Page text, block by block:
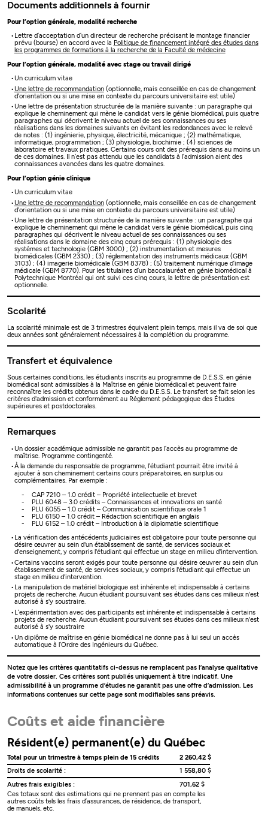
Documents additionnels à fournir
Pour l’option générale, modalité recherche
Lettre d’acceptation d’un directeur de recherche précisant le montage financier
prévu (bourse) en accord avec la Politique de financement intégré des études dans
les programmes de formations à la recherche de la Faculté de médecine
Pour l’option générale, modalité avec stage ou travail dirigé
Un curriculum vitae
Une lettre de recommandation(optionnelle, mais conseillée en cas de changement
d’orientation ou si une mise en contexte du parcours universitaire est utile)
Une lettre de présentation structurée de la manière suivante : un paragraphe qui
explique le cheminement qui mène le candidat vers le génie biomédical, puis quatre
paragraphes qui décrivent le niveau actuel de ses connaissances ou ses
réalisations dans les domaines suivants en évitant les redondances avec le relevé
de notes : (1) ingénierie, physique, électricité, mécanique ; (2) mathématique,
informatique, programmation ; (3) physiologie, biochimie ; (4) sciences de
laboratoire et travaux pratiques. Certains cours ont des prérequis dans au moins un
de ces domaines. Il n’est pas attendu que les candidats à l’admission aient des
connaissances avancées dans les quatre domaines.
Pour l’option génie clinique
Un curriculum vitae
Une lettre de recommandation(optionnelle, mais conseillée en cas de changement
d’orientation ou si une mise en contexte du parcours universitaire est utile)
Une lettre de présentation structurée de la manière suivante : un paragraphe qui
explique le cheminement qui mène le candidat vers le génie biomédical, puis cinq
paragraphes qui décrivent le niveau actuel de ses connaissances ou ses
réalisations dans le domaine des cinq cours prérequis : (1) physiologie des
systèmes et technologie (GBM 3000) ; (2) instrumentation et mesures
biomédicales (GBM 2330) ; (3) réglementation des instruments médicaux (GBM
3103) ; (4) imagerie biomédicale (GBM 8378) ; (5) traitement numérique d’image
médicale (GBM 8770). Pour les titulaires d’un baccalauréat en génie biomédical à
Polytechnique Montréal qui ont suivi ces cinq cours, la lettre de présentation est
optionnelle.
Scolarité
La scolarité minimale est de 3 trimestres équivalent plein temps, mais il va de soi que
deux années sont généralement nécessaires à la complétion du programme.
Transfert et équivalence
Sous certaines conditions, les étudiants inscrits au programme de D.E.S.S. en génie
biomédical sont admissibles à la Maîtrise en génie biomédical et peuvent faire
reconnaître les crédits obtenus dans le cadre du D.E.S.S. Le transfert se fait selon les
critères d'admission et conformément au Règlement pédagogique des Études
supérieures et postdoctorales.
Remarques
Un dossier académique admissible ne garantit pas l’accès au programme de
maîtrise. Programme contingenté.
À la demande du responsable de programme, l’étudiant pourrait être invité à
ajouter à son cheminement certains cours préparatoires, en surplus ou
complémentaires. Par exemple :
- CAP 7210 – 1.0 crédit – Propriété intellectuelle et brevet
- PLU 6048 – 3.0 crédits – Connaissances et innovations en santé
- PLU 6055 – 1.0 crédit – Communication scientifique orale 1
- PLU 6150 – 1.0 crédit – Rédaction scientifique en anglais
- PLU 6152 – 1.0 crédit – Introduction à la diplomatie scientifique
La vérification des antécédents judiciaires est obligatoire pour toute personne qui
désire œuvrer au sein d'un établissement de santé, de services sociaux et
d'enseignement, y compris l'étudiant qui effectue un stage en milieu d'intervention.
Certains vaccins seront exigés pour toute personne qui désire œuvrer au sein d'un
établissement de santé, de services sociaux, y compris l'étudiant qui effectue un
stage en milieu d'intervention.
La manipulation de matériel biologique est inhérente et indispensable à certains
projets de recherche. Aucun étudiant poursuivant ses études dans ces milieux n'est
autorisé à s'y soustraire.
L’expérimentation avec des participants est inhérente et indispensable à certains
projets de recherche. Aucun étudiant poursuivant ses études dans ces milieux n'est
autorisé à s'y soustraire
Un diplôme de maîtrise en génie biomédical ne donne pas à lui seul un accès
automatique à l’Ordre des Ingénieurs du Québec.
Notez que les critères quantitatifs ci-dessus ne remplacent pas l’analyse qualitative
de votre dossier. Ces critères sont publiés uniquement à titre indicatif. Une
admissibilité à un programme d’études ne garantit pas une offre d’admission. Les
informations contenues sur cette page sont modifiables sans préavis.
Coûts et aide financière
Résident(e) permanent(e) du Québec
Total pour un trimestre à temps plein de 15 crédits
2 260,42 $
Droits de scolarité :
1 558,80 $
Autres frais exigibles :
701,62 $
Ces totaux sont des estimations qui ne prennent pas en compte les
autres coûts tels les frais d’assurances, de résidence, de transport,
de manuels, etc.